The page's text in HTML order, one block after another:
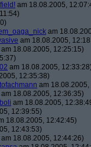
am 18.08.2005,
am
am 18.08.2005,
am 18.08.2005, 12:25:15)
am 18.08.2005,
12:35:38)
am
am 18.08.2005, 12:36:35)
am 18.08.2005,
12:39:55)
18.08.2005, 12:42:45)
12:43:53)
am 18.08.2005, 12:44:26)